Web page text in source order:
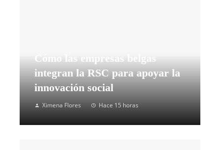
Cómo las empresas belgas
integran la RSC para apoyar la
innovación social
Ximena Flores Hace 15 horas